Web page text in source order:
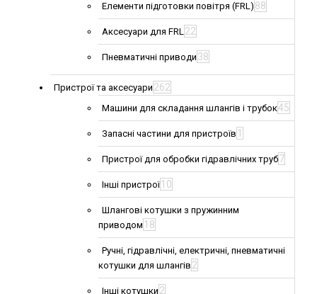
Елементи підготовки повітря (FRL) 88
Аксесуари для FRL22
Пневматичні приводи 38
Пристрої та аксесуари 262
Машини для складання шлангів і трубок45
Запасні частини для пристроїв 1
Пристрої для обробки гідравлічних труб7
Інші пристрої 10
Шлангові котушки з пружинним
приводом 18
Ручні, гідравлічні, електричні, пневматичні
котушки для шлангів 2
Інші котушки 2